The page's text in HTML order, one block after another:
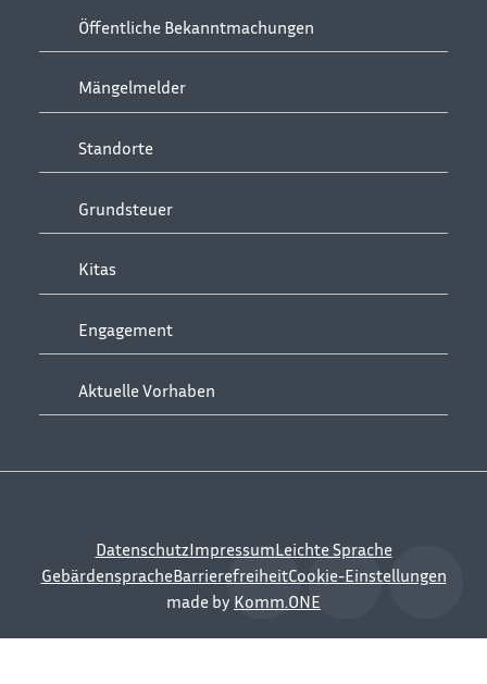
Öffentliche Bekanntmachungen
Mängelmelder
Standorte
Grundsteuer
Kitas
Engagement
Aktuelle Vorhaben
DatenschutzImpressumLeichte Sprache
GebärdenspracheBarrierefreiheitCookie-Einstellungen
made by Komm.ONE